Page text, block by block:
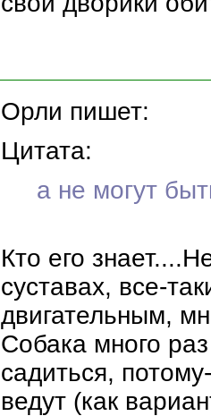
Орли пишет:
Цитата:
а не могут
Кто его
суставах, все-
двигательным,
Собака много
садиться,
ведут (как